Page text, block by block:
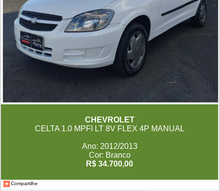
CHEVROLET
CELTA 1.0 MPFI LT 8V FLEX 4P MANUAL
Ano: 2012/2013
Cor: Branco
R$ 34.700,00
Compartilhe